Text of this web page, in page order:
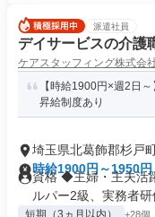
派遣社員
デイサービスの介護
ケアスタッフィング株式会
【時給1900円×週2日
昇給制度あり
埼玉県北葛飾郡杉戸
時給1900円～1950円
資格 ◆主婦・主夫活
ルパー2級、実務者研
短期（3ヵ月以内） +28個